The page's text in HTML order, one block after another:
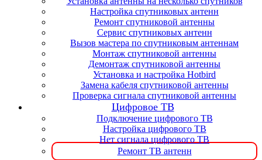
Настройка спутниковых антенн
Ремонт спутниковой антенны
Сервис спутниковых антенн
Вызов мастера по спутниковым антеннам
Монтаж спутниковой антенны
Демонтаж спутниковой антенны
Установка и настройка Hotbird
Замена кабеля спутниковой антенны
Проверка сигнала спутниковой антенны
Цифровое ТВ
Подключение цифрового ТВ
Настройка цифрового ТВ
Нет сигнала цифрового ТВ
Ремонт ТВ антенн